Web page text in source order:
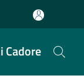
Cadore